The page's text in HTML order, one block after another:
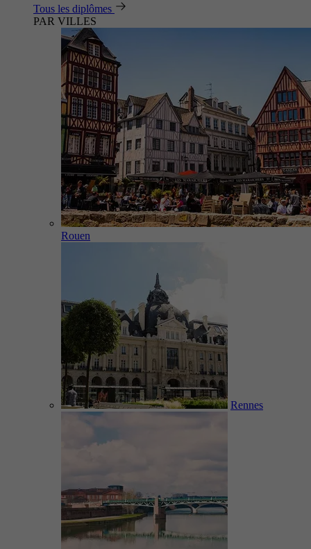
Tous les diplômes
PAR VILLES
Rouen
Rennes